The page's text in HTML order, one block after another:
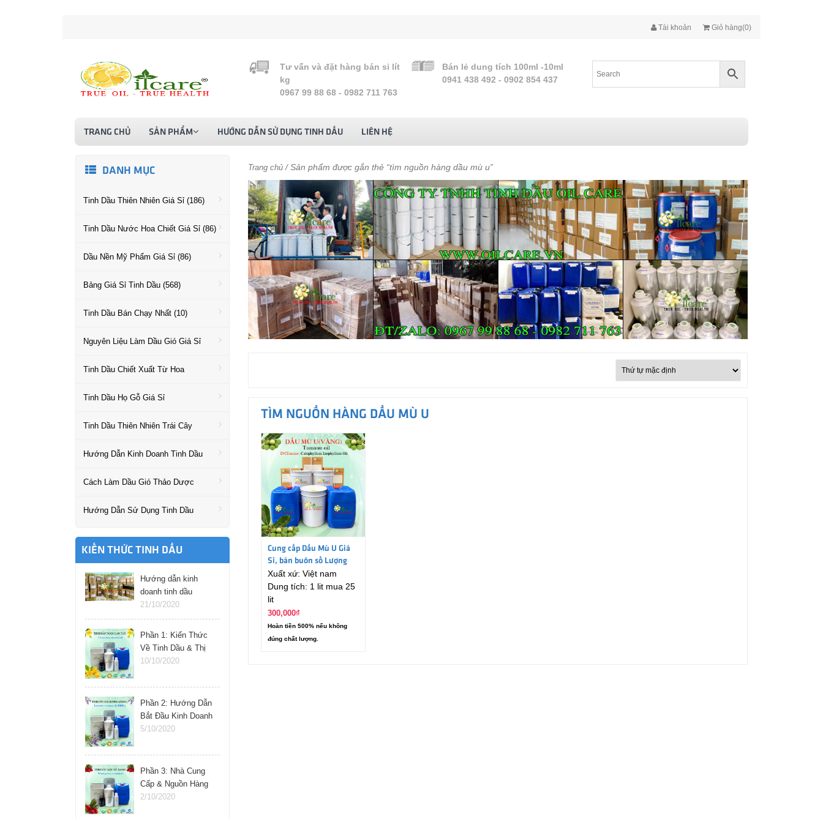
Tài khoản Giỏ hàng(0)
Tư vấn và đặt hàng bán sỉ lít
kg
0967 99 88 68 - 0982 711 763
Bán lẻ dung tích 100ml -10ml
0941 438 492 - 0902 854 437
TRANG CHỦ SẢN PHẨM HƯỚNG DẪN SỬ DỤNG TINH DẦU LIÊN HỆ
DANH MỤC
Tinh Dầu Thiên Nhiên Giá Sỉ (186)
Tinh Dầu Nước Hoa Chiết Giá Sỉ (86)
Dầu Nền Mỹ Phẩm Giá Sỉ (86)
Bảng Giá Sỉ Tinh Dầu (568)
Tinh Dầu Bán Chạy Nhất (10)
Nguyên Liệu Làm Dầu Gió Giá Sỉ
Tinh Dầu Chiết Xuất Từ Hoa
Tinh Dầu Họ Gỗ Giá Sỉ
Tinh Dầu Thiên Nhiên Trái Cây
Hướng Dẫn Kinh Doanh Tinh Dầu
Cách Làm Dầu Gió Thảo Dược
Hướng Dẫn Sử Dụng Tinh Dầu
KIẾN THỨC TINH DẦU
Hướng dẫn kinh
doanh tinh dầu
online
21/10/2020
Phần 1: Kiến Thức
Về Tinh Dầu & Thị
Trường
10/10/2020
Phần 2: Hướng Dẫn
Bắt Đầu Kinh Doanh
Tinh Dầu
5/10/2020
Phần 3: Nhà Cung
Cấp & Nguồn Hàng
Tinh Dầu
2/10/2020
Trang chủ / Sản phẩm được gắn thẻ “tìm nguồn hàng dầu mù u”
TÌM NGUỒN HÀNG DẦU MÙ U
Cung cấp Dầu Mù U Giá
Sỉ, bán buôn số Lượng
Lớn
Xuất xứ: Việt nam
Dung tích: 1 lit mua 25
lit
300,000₫
Hoàn tiền 500% nếu không
đúng chất lượng.